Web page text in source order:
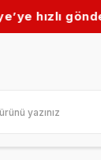
gönderim 🚚